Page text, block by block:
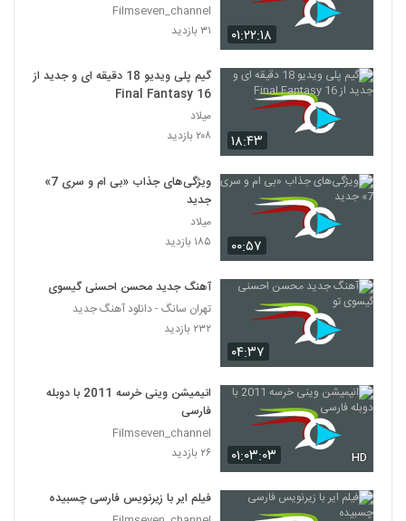
۰۱:۲۲:۱۸
Filmseven_channel
۳۱ بازدید
۱۸:۴۳
گیم پلی ویدیو 18 دقیقه ای و جدید از
Final Fantasy 16
میلاد
۲۰۸ بازدید
۰۰:۵۷
ویژگی‌های جذاب «بی ام و سری 7»
جدید
میلاد
۱۸۵ بازدید
۰۴:۳۷
آهنگ جدید محسن احسنی گیسوی تو
تهران سانگ - دانلود آهنگ جدید
۲۳۲ بازدید
۰۱:۰۳:۰۳ HD
انیمیشن وینی خرسه 2011 با دوبله
فارسی
Filmseven_channel
۲۶ بازدید
فیلم ایر با زیرنویس فارسی چسبیده